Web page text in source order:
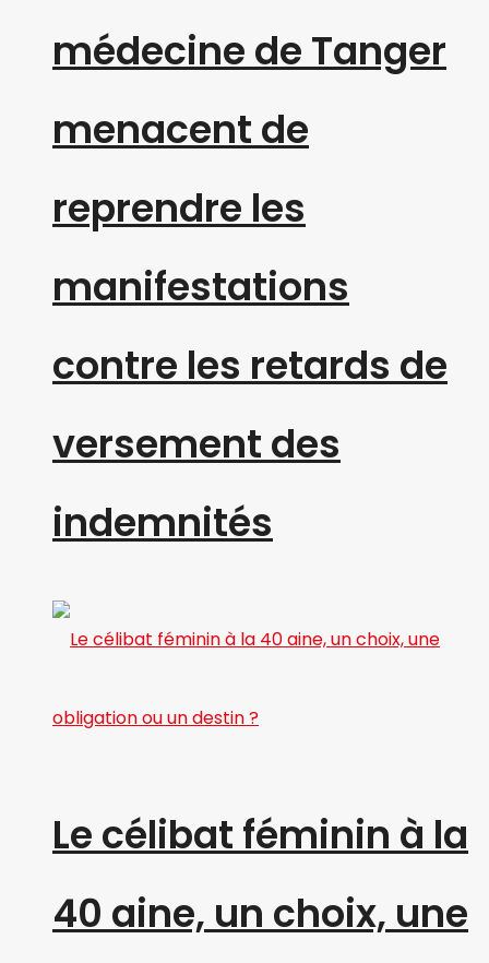
médecine de Tanger
menacent de
reprendre les
manifestations
contre les retards de
versement des
indemnités
Le célibat féminin à la
40 aine, un choix, une